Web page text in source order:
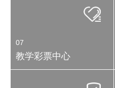
07
教学彩票中心